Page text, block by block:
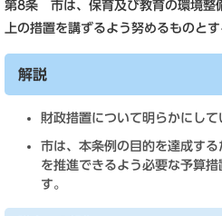
第8条 市は、保育及び教育の環境整
上の措置を講ずるよう努めるものとす
解説
財政措置について明らかにして
市は、本条例の目的を達成す
を推進できるよう必要な予算
す。